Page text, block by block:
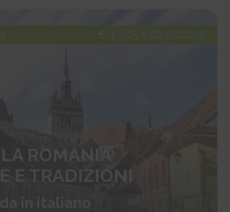
€ 1365 voli esclusi
ROMANIA
E TRADIZIONI
in italiano